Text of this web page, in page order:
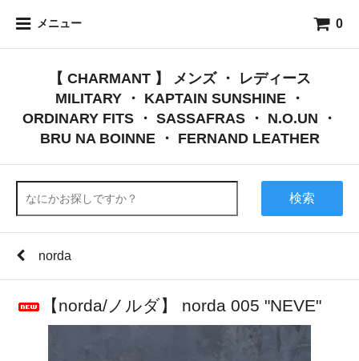
メニュー 0
【 CHARMANT 】 メンズ ・ レディース
MILITARY ・ KAPTAIN SUNSHINE ・
ORDINARY FITS ・ SASSAFRAS ・ N.O.UN ・
BRU NA BOINNE ・ FERNAND LEATHER
検索
norda
【norda/ノルダ】 norda 005 "NEVE"